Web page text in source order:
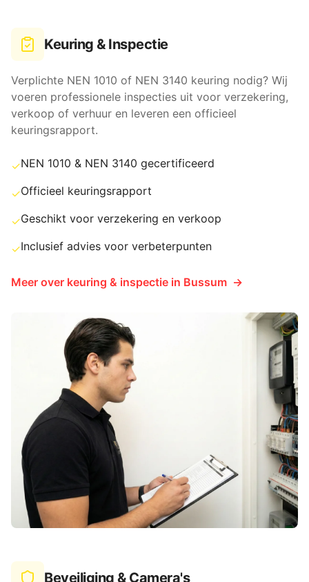
Keuring & Inspectie
Verplichte NEN 1010 of NEN 3140 keuring nodig? Wij
voeren professionele inspecties uit voor verzekering,
verkoop of verhuur en leveren een officieel
keuringsrapport.
✓NEN 1010 & NEN 3140 gecertificeerd
✓Officieel keuringsrapport
✓Geschikt voor verzekering en verkoop
✓Inclusief advies voor verbeterpunten
Meer over keuring & inspectie in Bussum →
Beveiliging & Camera's